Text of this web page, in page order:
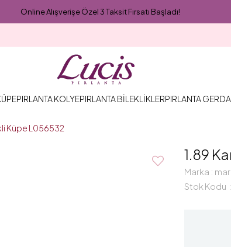
Online Alışverişe Özel 3 Taksit Fırsatı Başladı!
PIRLANTA KOLYEPIRLANTA BİLEKLİKLERPIRLANTA
Küpe L056532
1.89
Marka :
Stok Kodu